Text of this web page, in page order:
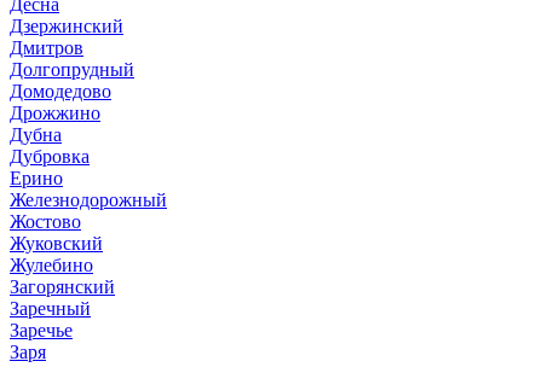
Десна
Дзержинский
Дмитров
Долгопрудный
Домодедово
Дрожжино
Дубна
Дубровка
Ерино
Железнодорожный
Жостово
Жуковский
Жулебино
Загорянский
Заречный
Заречье
Заря